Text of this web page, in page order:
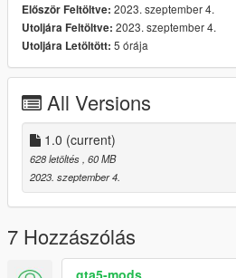
Először Feltöltve: 2023. szeptember 4.
Utoljára Feltöltve: 2023. szeptember 4.
Utoljára Letöltött: 5 órája
All Versions
1.0 (current)
628 letöltés , 60 MB
2023. szeptember 4.
7 Hozzászólás